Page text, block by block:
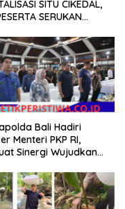
SITU CIKEDAL,
SERUKAN
Bali Hadiri
Menteri PKP RI,
Sinergi Wujudkan